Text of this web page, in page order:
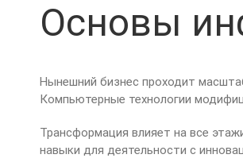
Основы
Нынешний бизнес проходит
Компьютерные технологии
Трансформация влияет на все
навыки для деятельности с